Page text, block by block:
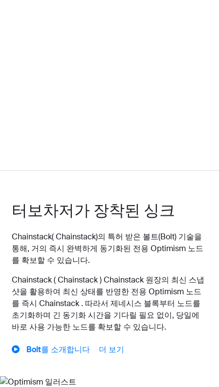
터보차저가 장착된 싱크
Chainstack( Chainstack)의 특허 받은 볼트(Bolt) 기술을
통해, 거의 즉시 완벽하게 동기화된 전용 Optimism 노드
를 확보할 수 있습니다.
Chainstack ( Chainstack ) Chainstack 원장의 최신 스냅
샷을 활용하여 최신 상태를 반영한 전용 Optimism 노드
를 즉시 Chainstack . 따라서 제네시스 블록부터 노드를
초기화하며 긴 동기화 시간을 기다릴 필요 없이, 당일에
바로 사용 가능한 노드를 확보할 수 있습니다.
Bolt를 소개합니다 더 보기